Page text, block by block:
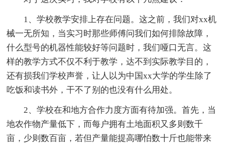
1、学校教学安排上存在问题。这之前，我们对xx机
械一无所知，当实习时那些师傅问我们如何排除故障，
什么型号的机器性能较好等问题时，我们哑口无言。这
样的教学方式不仅不利于教学，达不到实际教学目的，
还有损我们学校声誉，让人以为中国xx大学的学生除了
吃饭和读书外，干不了别的也没有什么用处。
2、学校在和地方合作力度方面有待加强。首先，当
地农作物产量低下，而每户拥有土地面积又多则数千
亩，少则数百亩，若但产量能提高哪怕数十斤也能带来